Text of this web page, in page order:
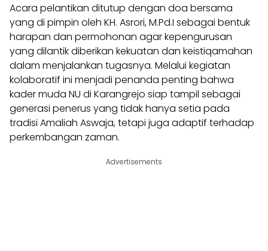
Acara pelantikan ditutup dengan doa bersama
yang di pimpin oleh KH. Asrori, M.Pd.I sebagai bentuk
harapan dan permohonan agar kepengurusan
yang dilantik diberikan kekuatan dan keistiqamahan
dalam menjalankan tugasnya. Melalui kegiatan
kolaboratif ini menjadi penanda penting bahwa
kader muda NU di Karangrejo siap tampil sebagai
generasi penerus yang tidak hanya setia pada
tradisi Amaliah Aswaja, tetapi juga adaptif terhadap
perkembangan zaman.
Advertisements